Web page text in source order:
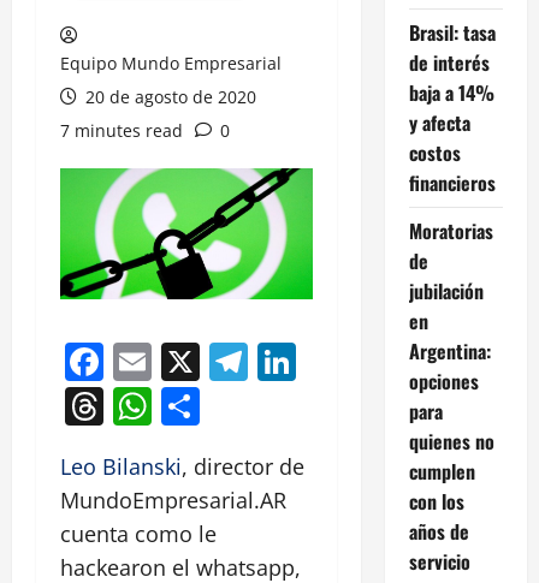
Equipo Mundo Empresarial
20 de agosto de 2020
7 minutes read
0
Facebook
Email
X Telegram
LinkedIn
Threads
WhatsApp
Leo Bilanski, director de
MundoEmpresarial.AR
cuenta como le
hackearon el whatsapp,
Brasil: tasa
de interés
baja a 14%
y afecta
costos
financieros
Moratorias
de
jubilación
en
Argentina:
opciones
para
quienes no
cumplen
con los
años de
servicio